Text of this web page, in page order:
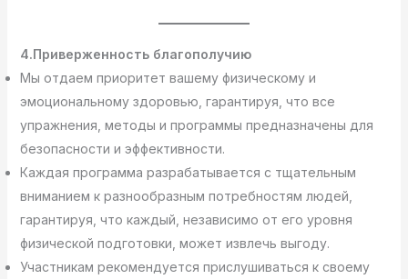
4.Приверженность благополучию
Мы отдаем приоритет вашему физическому и
эмоциональному здоровью, гарантируя, что все
упражнения, методы и программы предназначены для
безопасности и эффективности.
Каждая программа разрабатывается с тщательным
вниманием к разнообразным потребностям людей,
гарантируя, что каждый, независимо от его уровня
физической подготовки, может извлечь выгоду.
Участникам рекомендуется прислушиваться к своему